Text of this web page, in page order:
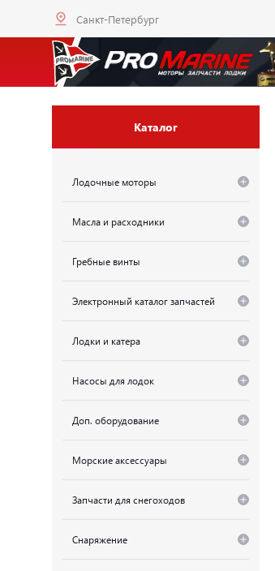
Санкт-Петербург
Каталог
Лодочные моторы
Масла и расходники
Гребные винты
Электронный каталог запчастей
Лодки и катера
Насосы для лодок
Доп. оборудование
Морские аксессуары
Запчасти для снегоходов
Снаряжение